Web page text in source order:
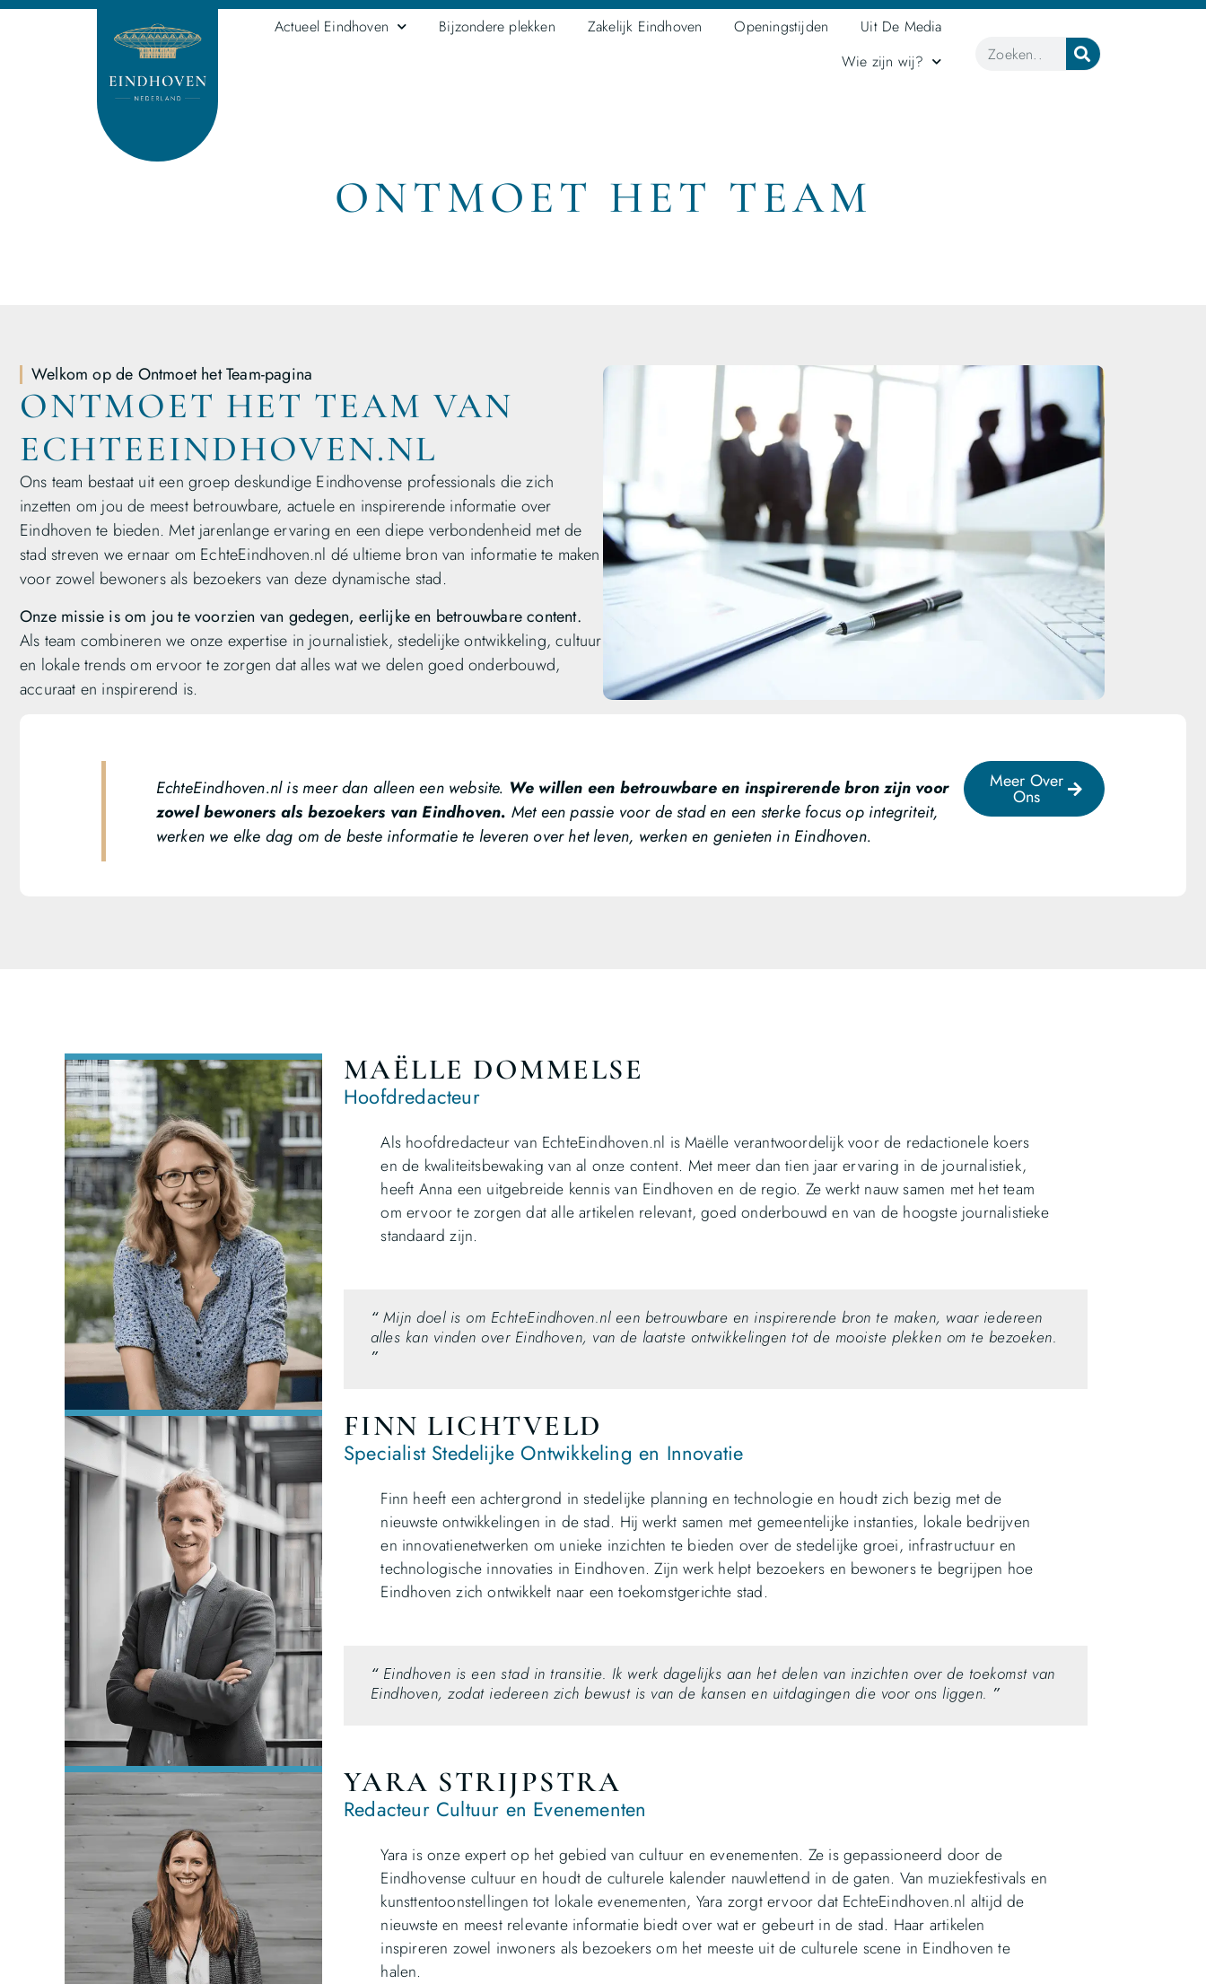
Actueel Eindhoven Bijzondere plekken Zakelijk Eindhoven Openingstijden
Uit De Media
Wie zijn wij?
ONTMOET HET TEAM
Welkom op de Ontmoet het Team-pagina
ONTMOET HET TEAM VAN
ECHTEEINDHOVEN.NL
Ons team bestaat uit een groep deskundige Eindhovense professionals die zich
inzetten om jou de meest betrouwbare, actuele en inspirerende informatie over
Eindhoven te bieden. Met jarenlange ervaring en een diepe verbondenheid met de
stad streven we ernaar om EchteEindhoven.nl dé ultieme bron van informatie te maken
voor zowel bewoners als bezoekers van deze dynamische stad.
Onze missie is om jou te voorzien van gedegen, eerlijke en betrouwbare content.
Als team combineren we onze expertise in journalistiek, stedelijke ontwikkeling, cultuur
en lokale trends om ervoor te zorgen dat alles wat we delen goed onderbouwd,
accuraat en inspirerend is.
EchteEindhoven.nl is meer dan alleen een website. We willen een betrouwbare en inspirerende bron zijn voor
zowel bewoners als bezoekers van Eindhoven. Met een passie voor de stad en een sterke focus op integriteit,
werken we elke dag om de beste informatie te leveren over het leven, werken en genieten in Eindhoven.
Meer Over
Ons
MAËLLE DOMMELSE
Hoofdredacteur
Als hoofdredacteur van EchteEindhoven.nl is Maëlle verantwoordelijk voor de redactionele koers
en de kwaliteitsbewaking van al onze content. Met meer dan tien jaar ervaring in de journalistiek,
heeft Anna een uitgebreide kennis van Eindhoven en de regio. Ze werkt nauw samen met het team
om ervoor te zorgen dat alle artikelen relevant, goed onderbouwd en van de hoogste journalistieke
standaard zijn.
“ Mijn doel is om EchteEindhoven.nl een betrouwbare en inspirerende bron te maken, waar iedereen
alles kan vinden over Eindhoven, van de laatste ontwikkelingen tot de mooiste plekken om te bezoeken.
”
FINN LICHTVELD
Specialist Stedelijke Ontwikkeling en Innovatie
Finn heeft een achtergrond in stedelijke planning en technologie en houdt zich bezig met de
nieuwste ontwikkelingen in de stad. Hij werkt samen met gemeentelijke instanties, lokale bedrijven
en innovatienetwerken om unieke inzichten te bieden over de stedelijke groei, infrastructuur en
technologische innovaties in Eindhoven. Zijn werk helpt bezoekers en bewoners te begrijpen hoe
Eindhoven zich ontwikkelt naar een toekomstgerichte stad.
“ Eindhoven is een stad in transitie. Ik werk dagelijks aan het delen van inzichten over de toekomst van
Eindhoven, zodat iedereen zich bewust is van de kansen en uitdagingen die voor ons liggen. ”
YARA STRIJPSTRA
Redacteur Cultuur en Evenementen
Yara is onze expert op het gebied van cultuur en evenementen. Ze is gepassioneerd door de
Eindhovense cultuur en houdt de culturele kalender nauwlettend in de gaten. Van muziekfestivals en
kunsttentoonstellingen tot lokale evenementen, Yara zorgt ervoor dat EchteEindhoven.nl altijd de
nieuwste en meest relevante informatie biedt over wat er gebeurt in de stad. Haar artikelen
inspireren zowel inwoners als bezoekers om het meeste uit de culturele scene in Eindhoven te
halen.